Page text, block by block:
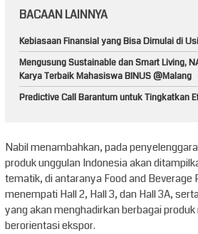
BACAAN LAINNYA
Kebiasaan Finansial yang Bisa Dimulai di
Mengusung Sustainable dan Smart Living,
Karya Terbaik Mahasiswa BINUS @Malang
Predictive Call Barantum untuk Tingkatkan
Nabil menambahkan, pada
produk unggulan Indonesia akan
tematik, di antaranya Food and Beverage
menempati Hall 2, Hall 3, dan Hall 3A,
yang akan menghadirkan berbagai
berorientasi ekspor.